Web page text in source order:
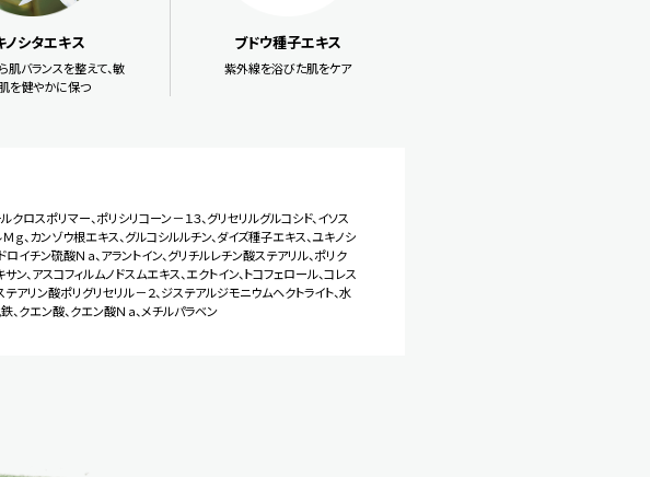
ノシタエキス
肌バランスを整えて、敏
を健やかに保つ
ブドウ種子エキス
紫外線を浴びた肌をケア
ロスポリマー、ポリシリコーン－１３、グリセリルグルコシド、イソス
、カンゾウ根エキス、グルコシルルチン、ダイズ種子エキス、ユキノシ
イチン硫酸Ｎａ、アラントイン、グリチルレチン酸ステアリル、ポリク
ン、アスコフィルムノドスムエキス、エクトイン、トコフェロール、コレス
テアリン酸ポリグリセリル－２、ジステアルジモニウムヘクトライト、水
、クエン酸、クエン酸Ｎａ、メチルパラベン